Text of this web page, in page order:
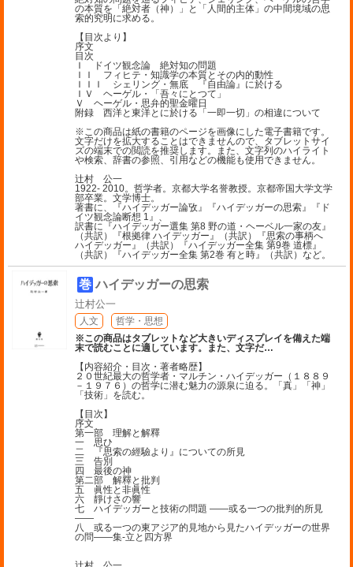
の本質を「絶対者（神）」と「人間的主体」の中間境域の思
索的究明に求める。
【目次より】
序文
目次
Ｉ ドイツ観念論 絶対知の問題
ＩＩ フィヒテ・知識学の本質とその内的動性
ＩＩＩ シェリング・無底 『自由論』に於ける
ＩＶ ヘーゲル・「吾々にとつて」
Ｖ ヘーゲル・思弁的聖金曜日
附録 西洋と東洋とに於ける「一即一切」の相違について
※この商品は紙の書籍のページを画像にした電子書籍です。
文字だけを拡大することはできませんので、タブレットサイ
ズの端末での閲読を推奨します。また、文字列のハイライト
や検索、辞書の参照、引用などの機能も使用できません。
辻村 公一
1922- 2010。哲学者。京都大学名誉教授。京都帝国大学文学
部卒業。文学博士。
著書に、『ハイデッガー論攷』『ハイデッガーの思索』『ド
イツ観念論断想 1』、
訳書に『ハイデッガー選集 第8 野の道・ヘーベル一家の友』
（共訳）『根拠律 ハイデッガー』（共訳）『思索の事柄へ
ハイデッガー』（共訳）『ハイデッガー全集 第9巻 道標』
（共訳）『ハイデッガー全集 第2巻 有と時』（共訳）など。
巻 ハイデッガーの思索
辻村公一
人文
哲学・思想
※この商品はタブレットなど大きいディスプレイを備えた端
末で読むことに適しています。また、文字だ…
【内容紹介・目次・著者略歴】
２０世紀最大の哲学者・マルチン・ハイデッガー（１８８９
－１９７６）の哲学に潜む魅力の源泉に迫る。「真」「神」
「技術」を読む。
【目次】
序文
第一部 理解と解釋
一 思ひ
二 『思索の經驗より』についての所見
三 告別
四 最後の神
第二部 解釋と批判
五 眞性と非眞性
六 靜けさの響
七 ハイデッガーと技術の問題 ――或る一つの批判的所見
――
八 或る一つの東アジア的見地から見たハイデッガーの世界
の問――集-立と四方界